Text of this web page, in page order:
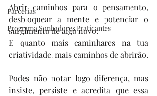
Parcerias
Programa Sonhadores Praticantes
Abrir caminhos para o pensamento,
desbloquear a mente e potenciar o
surgimento de algo novo.
E quanto mais caminhares na tua
criatividade, mais caminhos de abrirão.
Podes não notar logo diferença, mas
insiste, persiste e acredita que essa